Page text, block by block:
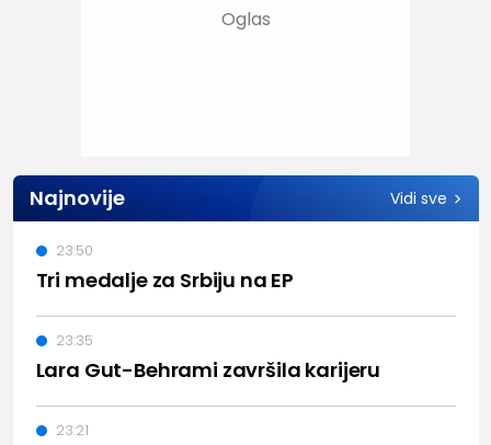
Najnovije Vidi sve
Tri medalje za Srbiju na EP
23:50
Lara Gut-Behrami završila karijeru
23:35
23:21